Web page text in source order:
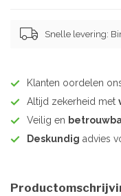
Snelle levering:
Klanten oordelen
Altijd zekerheid met
Veilig en
Deskundig advies